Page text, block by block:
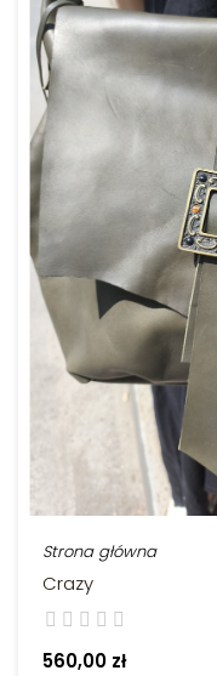
Strona główna
Crazy
560,00 zł